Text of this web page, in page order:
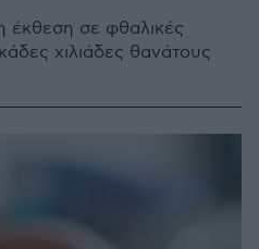
έκθεση σε φθαλικές
χιλιάδες θανάτους